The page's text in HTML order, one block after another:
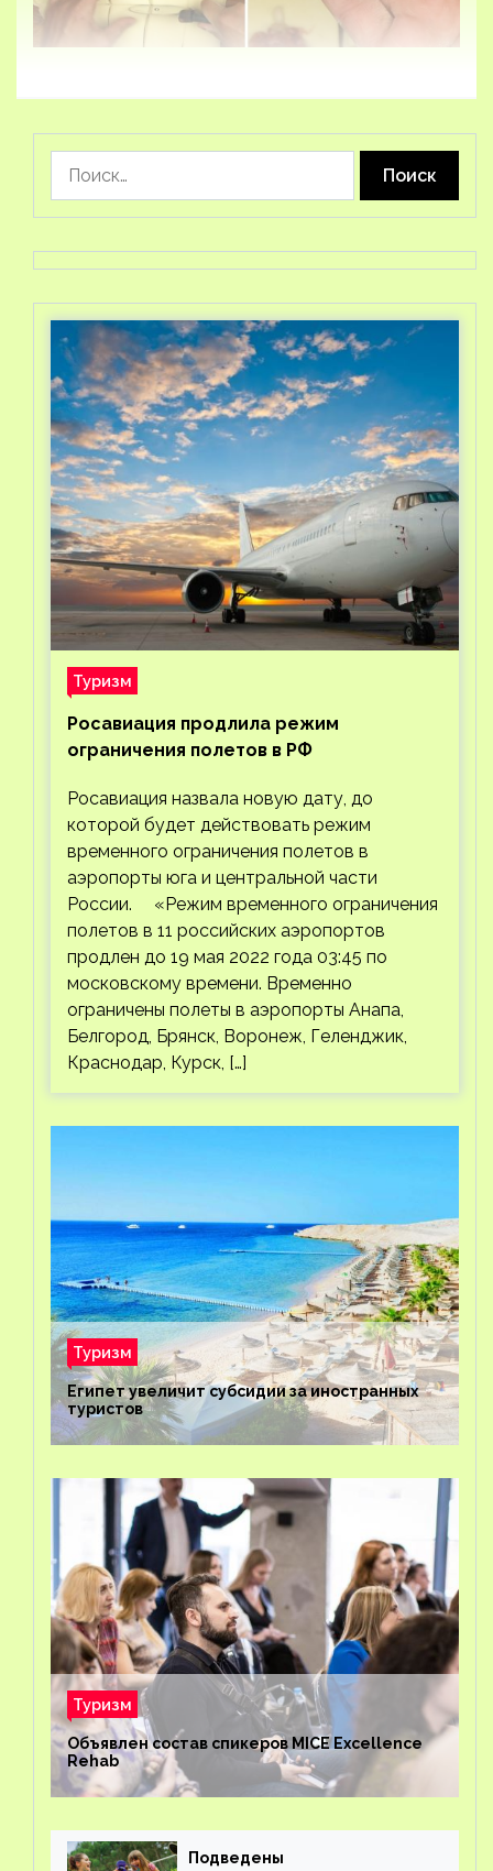
Туризм
Росавиация продлила режим
ограничения полетов в РФ
Росавиация назвала новую дату, до
которой будет действовать режим
временного ограничения полетов в
аэропорты юга и центральной части
России. «Режим временного ограничения
полетов в 11 российских аэропортов
продлен до 19 мая 2022 года 03:45 по
московскому времени. Временно
ограничены полеты в аэропорты Анапа,
Белгород, Брянск, Воронеж, Геленджик,
Краснодар, Курск, […]
Туризм
Египет увеличит субсидии за иностранных
туристов
Туризм
Объявлен состав спикеров MICE Excellence
Rehab
Подведены